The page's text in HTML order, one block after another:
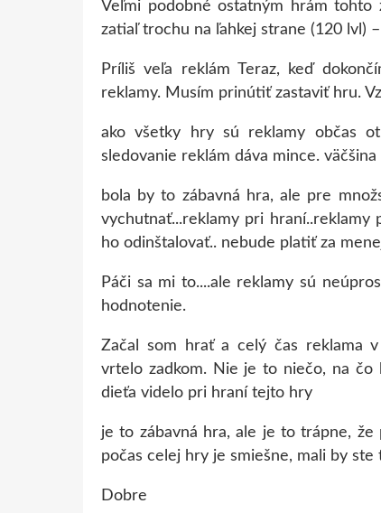
Veľmi podobné ostatným hrám
zatiaľ trochu na ľahkej strane (120 lvl)
Príliš veľa reklám Teraz, keď
reklamy. Musím prinútiť zastaviť hru.
ako všetky hry sú reklamy občas
sledovanie reklám dáva mince.
bola by to zábavná hra, ale pre
vychutnať...reklamy pri hraní..reklamy
ho odinštalovať.. nebude platiť za
Páči sa mi to....ale reklamy sú
hodnotenie.
Začal som hrať a celý čas reklama
vrtelo zadkom. Nie je to niečo, na
dieťa videlo pri hraní tejto hry
je to zábavná hra, ale je to trápne,
počas celej hry je smiešne, mali by
Dobre